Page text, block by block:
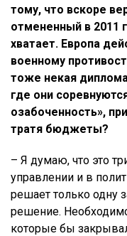
тому, что вскоре
отмененный в 2011
хватает. Европа
военному
тоже некая
где они
озабоченность»,
тратя бюджеты?
– Я думаю, что это
управлении и в
решает только одну
решение.
которые бы